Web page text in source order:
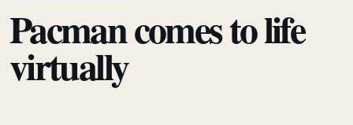
Pacman comes to life
virtually